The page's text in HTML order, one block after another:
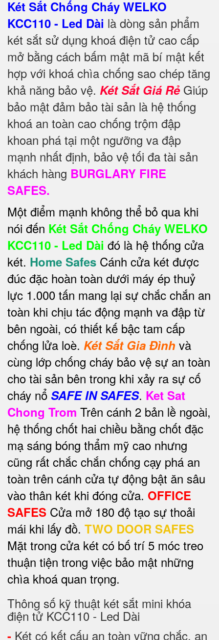
Két Sắt Chống Cháy WELKO
KCC110 - Led Dài là dòng sản phẩm
két sắt sử dụng khoá điện tử cao cấp
mở bằng cách bấm mật mã bí mật kết
hợp với khoá chìa chống sao chép tăng
khả năng bảo vệ. Két Sắt Giá RẻGiúp
bảo mật đảm bảo tài sản là hệ thống
khoá an toàn cao chống trộm đập
khoan phá tại một ngưỡng va đập
mạnh nhất định, bảo vệ tối đa tài sản
khách hàng BURGLARY FIRE
SAFES.
Một điểm mạnh không thể bỏ qua khi
nói đến Két Sắt Chống Cháy WELKO
KCC110 - Led Dài đó là hệ thống cửa
két. Home Safes Cánh cửa két được
đúc đặc hoàn toàn dưới máy ép thuỷ
lực 1.000 tấn mang lại sự chắc chắn an
toàn khi chịu tác động mạnh va đập từ
bên ngoài, có thiết kế bậc tam cấp
chống lửa loè. Két Sắt Gia Đình và
cùng lớp chống cháy bảo vệ sự an toàn
cho tài sản bên trong khi xảy ra sự cố
cháy nổ SAFE IN SAFES. Ket Sat
Chong Trom Trên cánh 2 bản lề ngoài,
hệ thống chốt hai chiều bằng chốt đặc
mạ sáng bóng thẩm mỹ cao nhưng
cũng rất chắc chắn chống cạy phá an
toàn trên cánh cửa tự động bật ăn sâu
vào thân két khi đóng cửa. OFFICE
SAFES Cửa mở 180 độ tạo sự thoải
mái khi lấy đồ. TWO DOOR SAFES
Mặt trong cửa két có bố trí 5 móc treo
thuận tiện trong việc bảo mật những
chìa khoá quan trọng.
Thông số kỹ thuật két sắt mini khóa
điện tử KCC110 - Led Dài
- Két có kết cấu an toàn vững chắc, an